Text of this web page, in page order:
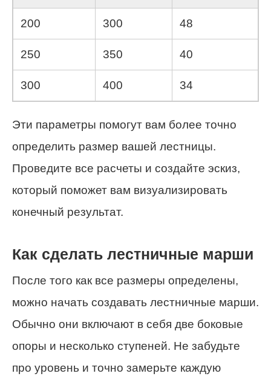
200 300 48
250 350 40
300 400 34
Эти параметры помогут вам более точно
определить размер вашей лестницы.
Проведите все расчеты и создайте эскиз,
который поможет вам визуализировать
конечный результат.
Как сделать лестничные марши
После того как все размеры определены,
можно начать создавать лестничные марши.
Обычно они включают в себя две боковые
опоры и несколько ступеней. Не забудьте
про уровень и точно замерьте каждую